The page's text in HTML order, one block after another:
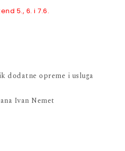
5., 6. i 7.6.
dodatne opreme i usluga
Ivan Nemet